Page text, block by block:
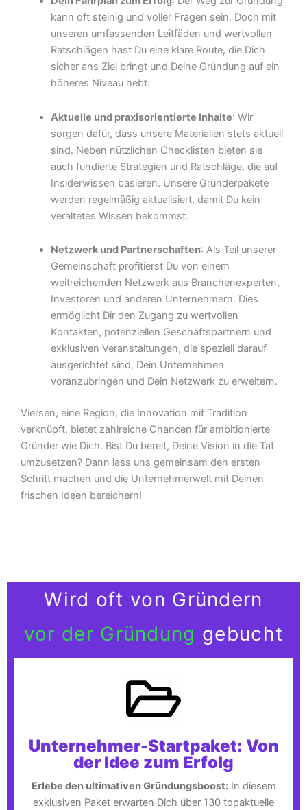
kann oft steinig und voller Fragen sein. Doch mit
unseren umfassenden Leitfäden und wertvollen
Ratschlägen hast Du eine klare Route, die Dich
sicher ans Ziel bringt und Deine Gründung auf ein
höheres Niveau hebt.
Aktuelle und praxisorientierte Inhalte: Wir
sorgen dafür, dass unsere Materialien stets aktuell
sind. Neben nützlichen Checklisten bieten sie
auch fundierte Strategien und Ratschläge, die auf
Insiderwissen basieren. Unsere Gründerpakete
werden regelmäßig aktualisiert, damit Du kein
veraltetes Wissen bekommst.
Netzwerk und Partnerschaften: Als Teil unserer
Gemeinschaft profitierst Du von einem
weitreichenden Netzwerk aus Branchenexperten,
Investoren und anderen Unternehmern. Dies
ermöglicht Dir den Zugang zu wertvollen
Kontakten, potenziellen Geschäftspartnern und
exklusiven Veranstaltungen, die speziell darauf
ausgerichtet sind, Dein Unternehmen
voranzubringen und Dein Netzwerk zu erweitern.
Viersen, eine Region, die Innovation mit Tradition
verknüpft, bietet zahlreiche Chancen für ambitionierte
Gründer wie Dich. Bist Du bereit, Deine Vision in die Tat
umzusetzen? Dann lass uns gemeinsam den ersten
Schritt machen und die Unternehmerwelt mit Deinen
frischen Ideen bereichern!
Wird oft von Gründern
vor der Gründung gebucht
Unternehmer-Startpaket: Von
der Idee zum Erfolg
Erlebe den ultimativen Gründungsboost:In diesem
exklusiven Paket erwarten Dich über 130 topaktuelle